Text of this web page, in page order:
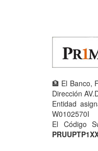
🏦 El Banco,
Dirección
Entidad
W0102570I
El Código